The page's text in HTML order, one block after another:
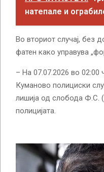
натепале и
Во вториот случај, без
фатен како управува
– На 07.07.2026 во 02:00
Куманово полициски
лишија од слобода Ф.С.
полицијата.